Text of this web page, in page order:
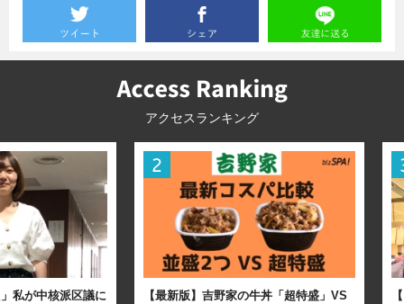
アクセスランキング
私が中核派区議に
【最新版】吉野家の牛丼「超特盛」VS